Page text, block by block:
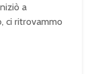
a
ci ritrovammo